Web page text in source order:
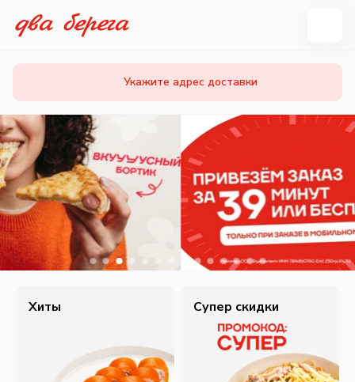
Укажите адрес доставки
Хиты Супер скидки